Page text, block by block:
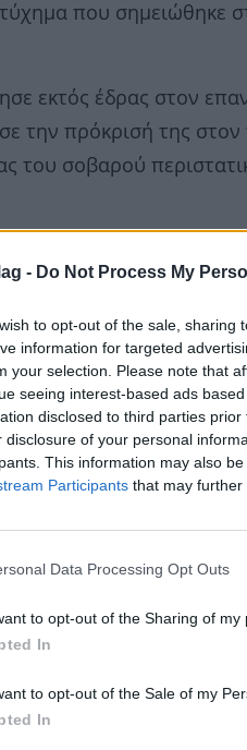
- Do Not Process My
to opt-out of the sale, sharing
information for targeted
your selection. Please note that
seeing interest-based ads
disclosed to third parties
disclosure of your personal
This information may also
Participants that may further
Data Processing Opt Outs
to opt-out of the Sharing of my
In
to opt-out of the Sale of my
In
που σημειώθηκε
εκτός έδρας στον
την πρόκρισή της στον
του σοβαρού